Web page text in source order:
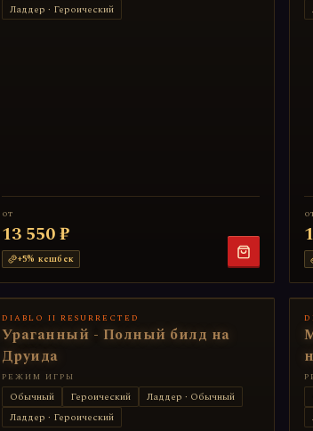
Ладдер · Героический
от
13 550 ₽
+5% кешбек
DIABLO II RESURRECTED
Ураганный - Полный билд на
Друида
РЕЖИМ ИГРЫ
Обычный Героический
Ладдер · Обычный
Ладдер · Героический